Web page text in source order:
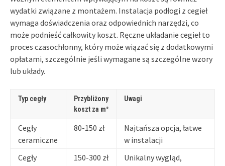
wydatki związane z montażem. Instalacja podłogi z cegieł
wymaga doświadczenia oraz odpowiednich narzędzi, co
może podnieść całkowity koszt. Ręczne układanie cegieł to
proces czasochłonny, który może wiązać się z dodatkowymi
opłatami, szczególnie jeśli wymagane są szczególne wzory
lub układy.
Typ cegły
Przybliżony
koszt za m²
Uwagi
Cegły
ceramiczne
80-150 zł
Najtańsza opcja, łatwe
w instalacji
Cegły
150-300 zł
Unikalny wygląd,